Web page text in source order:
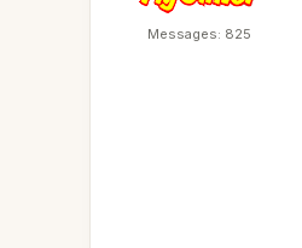
Messages: 825